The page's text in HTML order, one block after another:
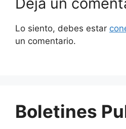
Lo siento, debes estar
un comentario.
Boletines